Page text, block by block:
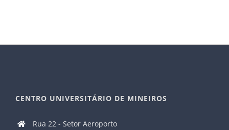
CENTRO UNIVERSITÁRIO DE MINEIROS
Rua 22 - Setor Aeroporto